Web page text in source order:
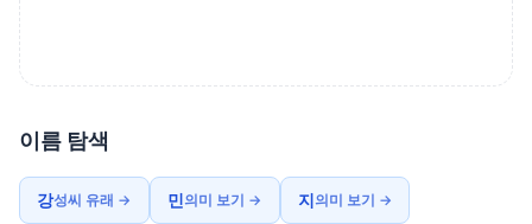
이름 탐색
강성씨 유래 → 민의미 보기 → 지의미 보기 →